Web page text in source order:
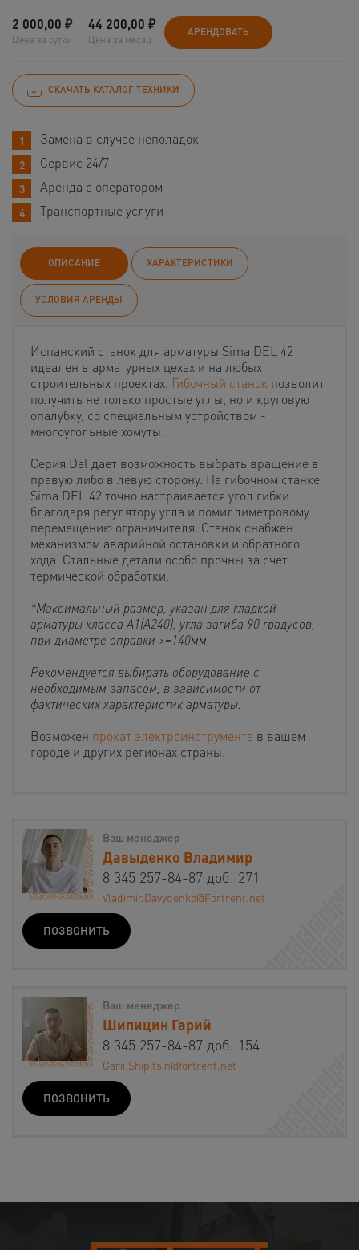
2 000,00 ₽
Цена за сутки
44 200,00 ₽
Цена за месяц
АРЕНДОВАТЬ
СКАЧАТЬ КАТАЛОГ ТЕХНИКИ
Замена в случае неполадок
Сервис 24/7
Аренда с оператором
Транспортные услуги
ОПИСАНИЕ ХАРАКТЕРИСТИКИ
УСЛОВИЯ АРЕНДЫ
Испанский станок для арматуры Sima DEL 42
идеален в арматурных цехах и на любых
строительных проектах. Гибочный станок позволит
получить не только простые углы, но и круговую
опалубку, со специальным устройством -
многоугольные хомуты.
Cерия Del дает возможность выбрать вращение в
правую либо в левую сторону. На гибочном станке
Sima DEL 42 точно настраивается угол гибки
благодаря регулятору угла и помиллиметровому
перемещению ограничителя. Станок снабжен
механизмом аварийной остановки и обратного
хода. Стальные детали особо прочны за счет
термической обработки.
*Максимальный размер, указан для гладкой
арматуры класса А1(А240), угла загиба 90 градусов,
при диаметре оправки >=140мм.
Рекомендуется выбирать оборудование с
необходимым запасом, в зависимости от
фактических характеристик арматуры.
Возможен прокат электроинструмента в вашем
городе и других регионах страны.
Ваш менеджер
Давыденко Владимир
8 345 257-84-87 доб. 271
Vladimir.Davydenko@Fortrent.net
ПОЗВОНИТЬ
Ваш менеджер
Шипицин Гарий
8 345 257-84-87 доб. 154
Garii.Shipitsin@fortrent.net
ПОЗВОНИТЬ